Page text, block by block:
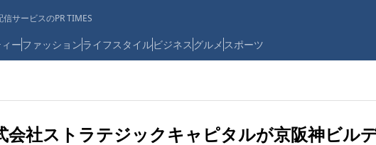
サービスのPR TIMES
ーファッションライフスタイルビジネス グルメ スポーツ
会社ストラテジックキャピタルが京阪神ビル